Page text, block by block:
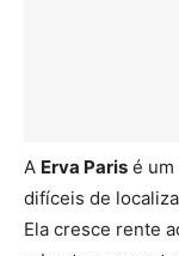
A Erva Paris é
difíceis de
Ela cresce rente